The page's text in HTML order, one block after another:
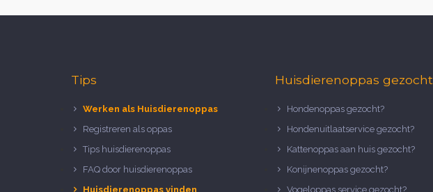
Tips
Werken als Huisdierenoppas
Registreren als oppas
Tips huisdierenoppas
FAQ door huisdierenoppas
Huisdierenoppas vinden
Huisdierenoppas gezocht
Hondenoppas gezocht?
Hondenuitlaatservice gezocht?
Kattenoppas aan huis gezocht?
Konijnenoppas gezocht?
Vogeloppas service gezocht?